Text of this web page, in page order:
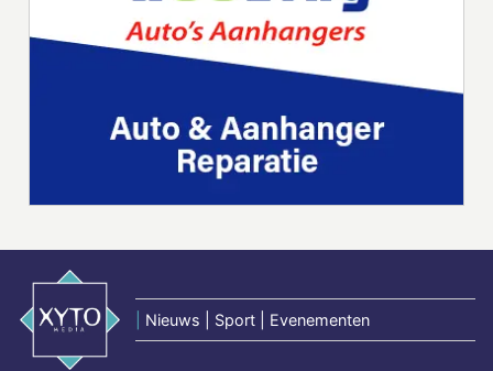
Nieuws | Sport | Evenementen